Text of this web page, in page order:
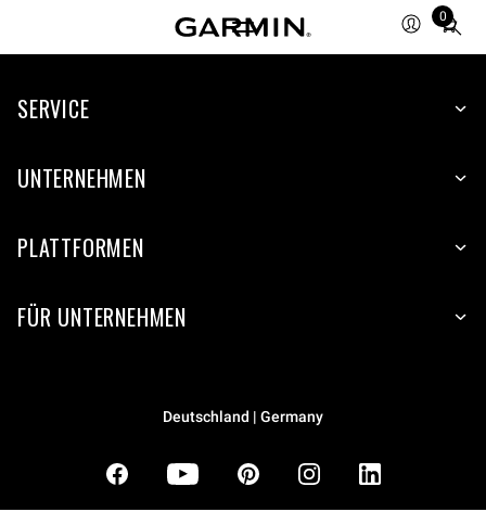
0
Total
items
cart:
SERVICE
UNTERNEHMEN
PLATTFORMEN
FÜR UNTERNEHMEN
Deutschland | Germany